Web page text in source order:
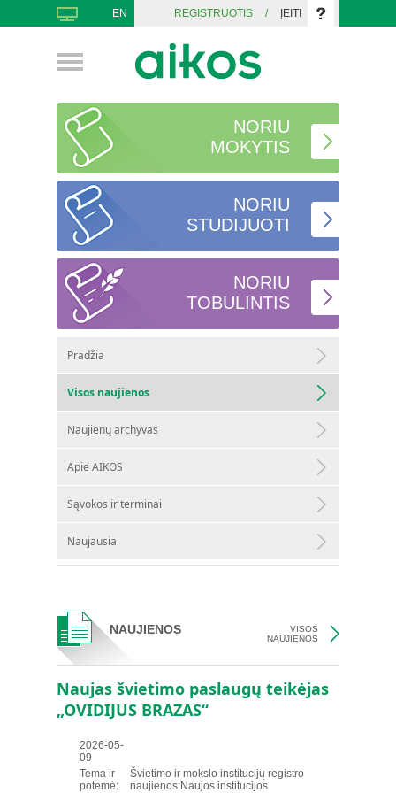
EN REGISTRUOTIS / ĮEITI
NORIU
MOKYTIS
NORIU
STUDIJUOTI
NORIU
TOBULINTIS
Pradžia
Visos naujienos
Naujienų archyvas
Apie AIKOS
Sąvokos ir terminai
Naujausia
NAUJIENOS
VISOS
NAUJIENOS
Naujas švietimo paslaugų teikėjas
„OVIDIJUS BRAZAS“
2026-05-
09
Tema ir
potemė:
Švietimo ir mokslo institucijų registro
naujienos:Naujos institucijos